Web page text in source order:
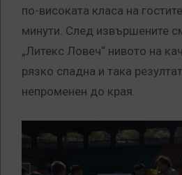
по-високата класа на
минути. След извършените
„Литекс Ловеч“ нивото на
рязко спадна и така
непроменен до края.